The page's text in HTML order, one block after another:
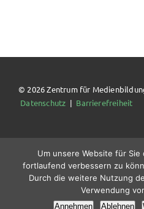
© 2026 Zentrum für
Datenschutz | Barrierefreiheit
Um unsere Website für
fortlaufend verbessern zu
Durch die weitere Nutzung
Verwendung
Annehmen Ablehnen